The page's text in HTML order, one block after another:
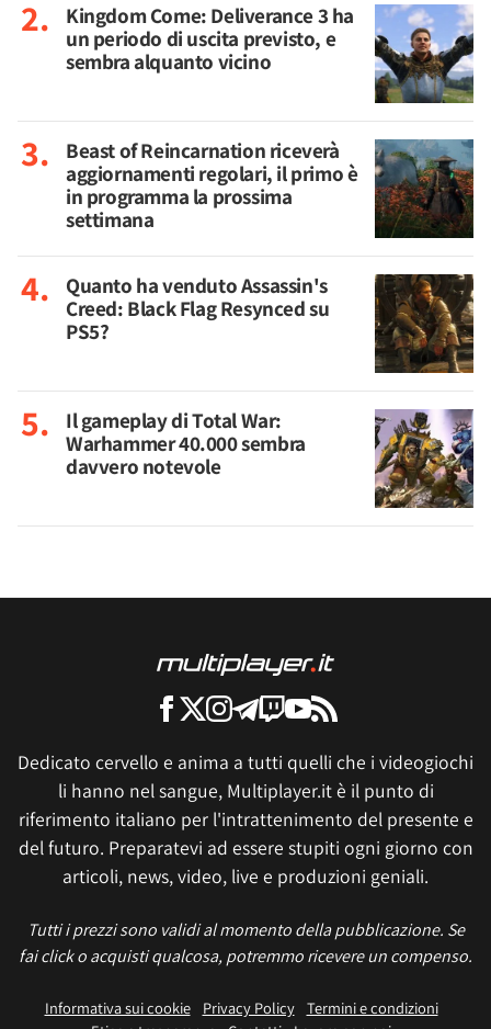
Kingdom Come: Deliverance 3 ha
un periodo di uscita previsto, e
sembra alquanto vicino
Beast of Reincarnation riceverà
aggiornamenti regolari, il primo è
in programma la prossima
settimana
Quanto ha venduto Assassin's
Creed: Black Flag Resynced su
PS5?
Il gameplay di Total War:
Warhammer 40.000 sembra
davvero notevole
Dedicato cervello e anima a tutti quelli che i videogiochi
li hanno nel sangue, Multiplayer.it è il punto di
riferimento italiano per l'intrattenimento del presente e
del futuro. Preparatevi ad essere stupiti ogni giorno con
articoli, news, video, live e produzioni geniali.
Tutti i prezzi sono validi al momento della pubblicazione. Se
fai click o acquisti qualcosa, potremmo ricevere un compenso.
Informativa sui cookie Privacy Policy
Termini e condizioni